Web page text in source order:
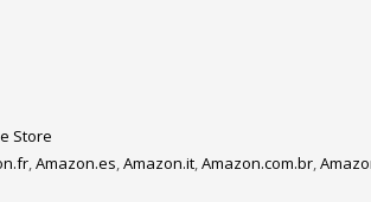
Store
,Amazon.es,Amazon.it,Amazon.com.br,